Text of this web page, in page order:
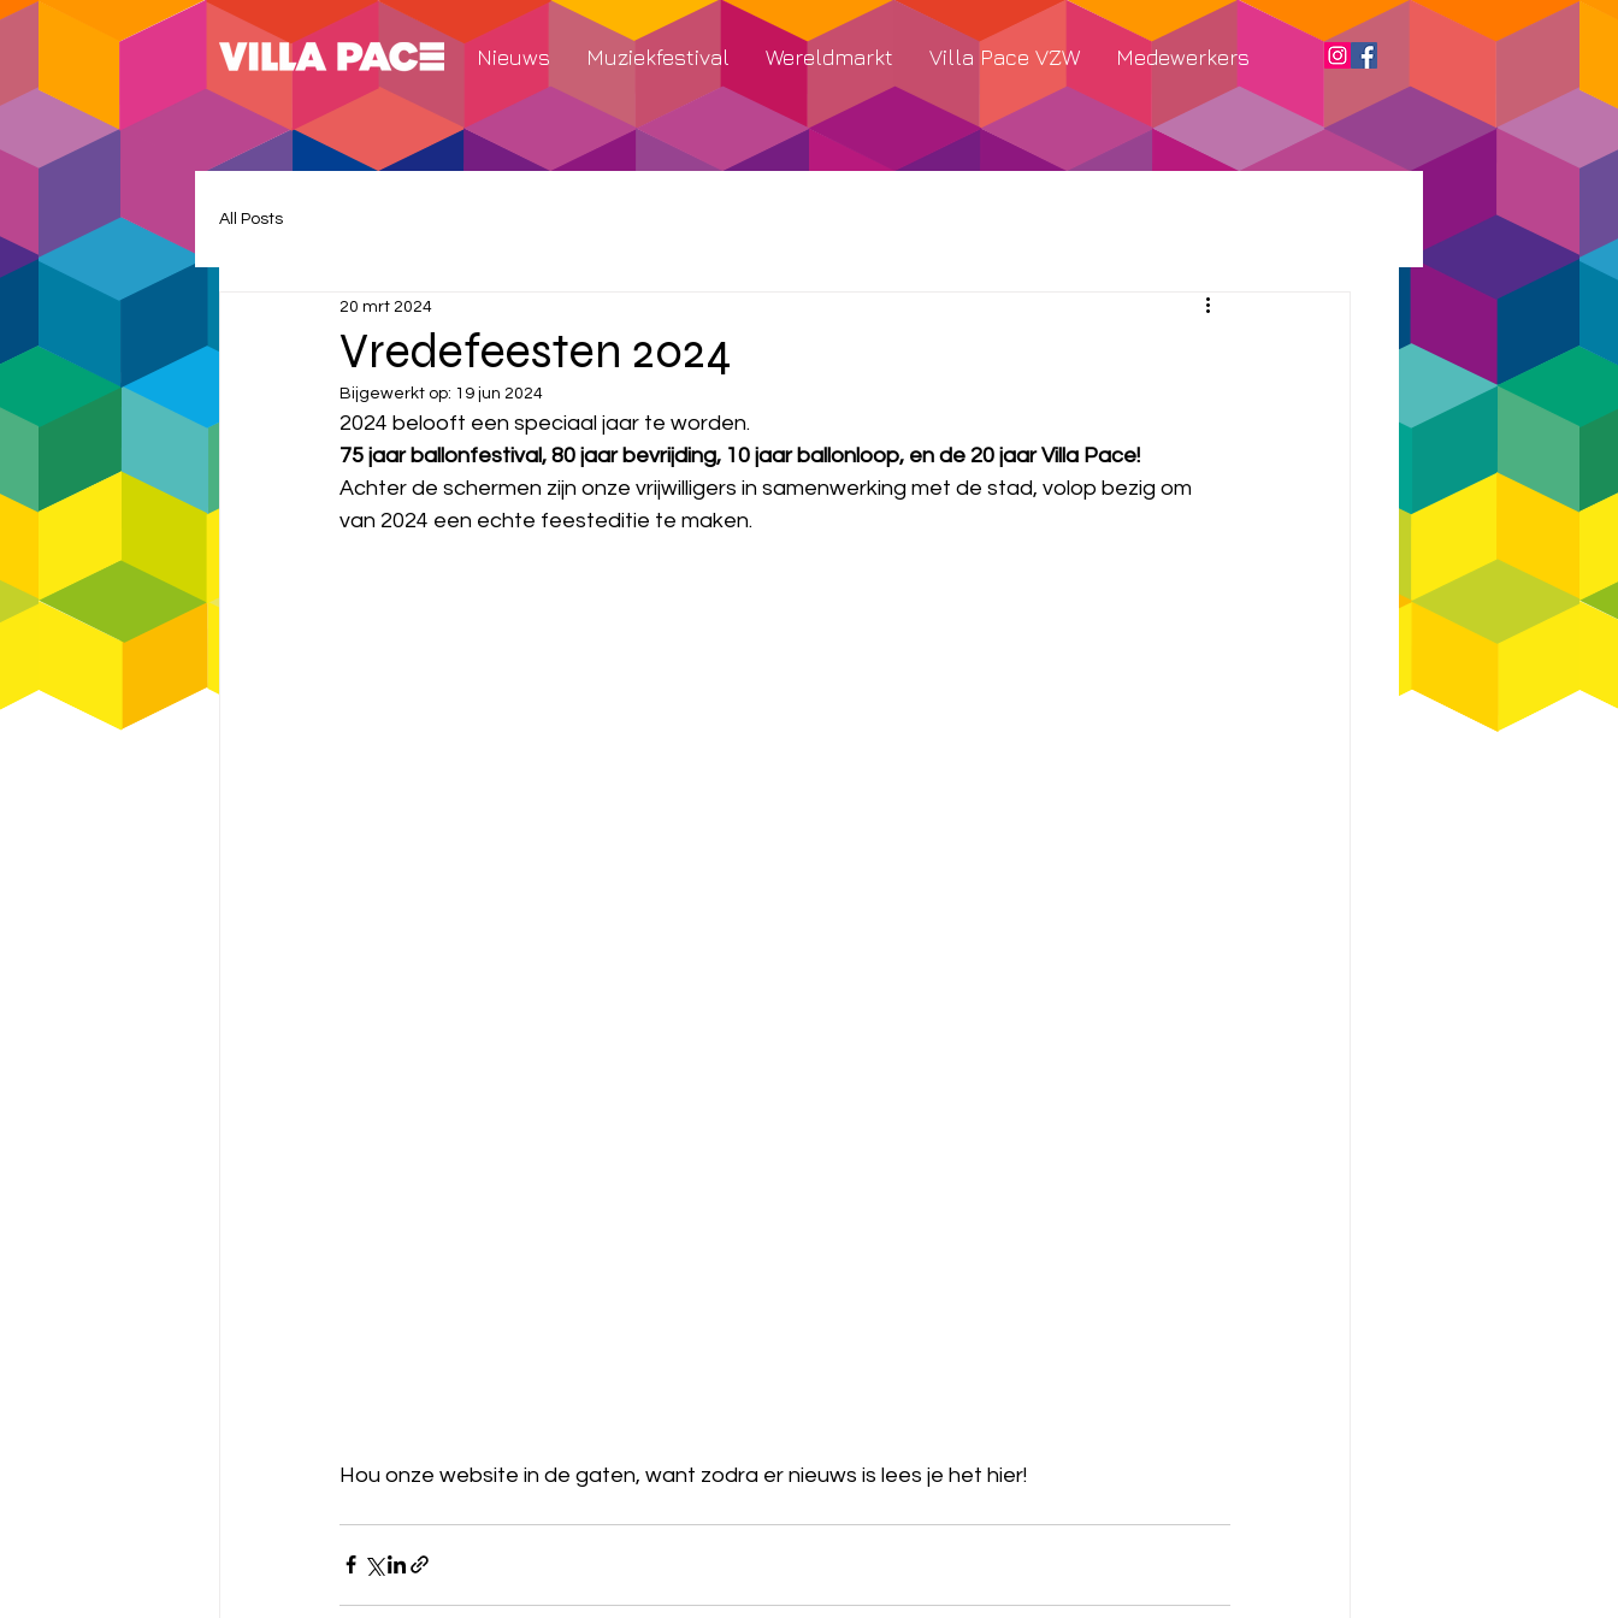
Nieuws Muziekfestival Wereldmarkt Villa Pace VZW Medewerkers
All Posts
Vredefeesten 2024
20 mrt 2024
Bijgewerkt op: 19 jun 2024
2024 belooft een speciaal jaar te worden.
75 jaar ballonfestival, 80 jaar bevrijding, 10 jaar ballonloop, en de 20 jaar Villa Pace!
Achter de schermen zijn onze vrijwilligers in samenwerking met de stad, volop bezig om
van 2024 een echte feesteditie te maken.
Hou onze website in de gaten, want zodra er nieuws is lees je het hier!